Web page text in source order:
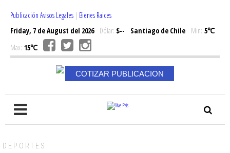
Publicación Avisos Legales | Bienes Raices
Friday, 7 de August del 2026Dólar: $-- Santiago de Chile Min: 5℃
Max: 15℃
COTIZAR PUBLICACION
DEPORTES